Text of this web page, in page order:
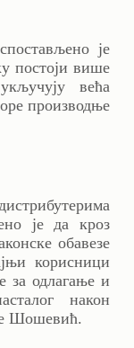
је
постоји више
већа
производње
је да кроз
обавезе
корисници
за одлагање и
након
Шошевић.